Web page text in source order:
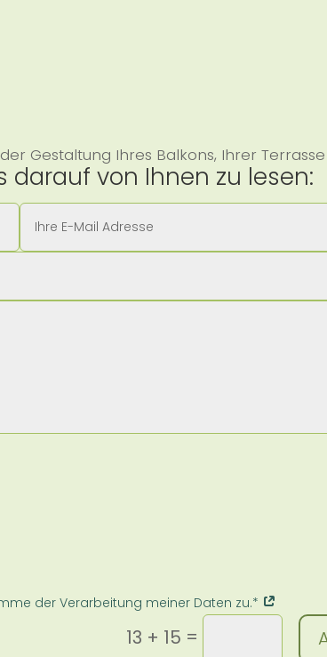
Gestaltung Ihres Balkons, Ihrer
darauf von Ihnen zu lesen:
der Verarbeitung meiner Daten zu.*
13 + 15 =